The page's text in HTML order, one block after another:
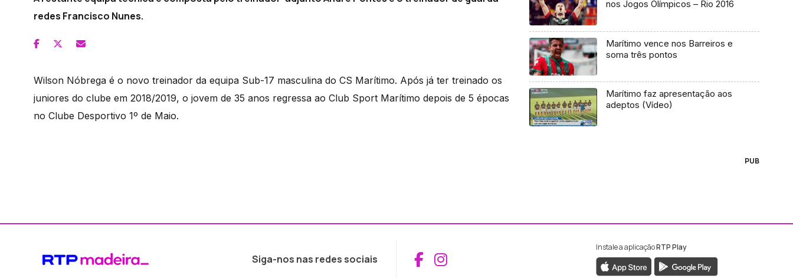
redes Francisco Nunes.
Wilson Nóbrega é o novo treinador da equipa Sub-17 masculina do CS Marítimo. Após já ter treinado os
juniores do clube em 2018/2019, o jovem de 35 anos regressa ao Club Sport Marítimo depois de 5 épocas
no Clube Desportivo 1º de Maio.
nos Jogos Olímpicos – Rio 2016
Marítimo vence nos Barreiros e
soma três pontos
Marítimo faz apresentação aos
adeptos (Vídeo)
PUB
Siga-nos nas redes sociais Aceder ao Facebook da RTP Madeira
Aceder ao Instagram da RTP Madeira
Instale a aplicaçãoRTP Play